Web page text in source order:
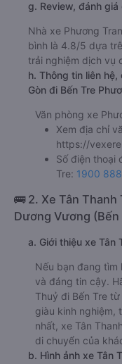
g. Review, đánh
Nhà xe Phương
bình là 4.8/5 dựa
trải nghiệm dịch vụ
h. Thông tin liên
Gòn đi Bến Tre
Văn phòng xe
Xem địa chỉ
https://
Số điện thoại
Tre: 1900
🚌 2. Xe Tân
Dương Vương
a. Giới thiệu xe Tân
Nếu bạn đang tìm
và đáng tin cậy.
Thuỷ đi Bến Tre
giàu kinh nghiệm,
nhất, xe Tân
di chuyển của
b. Hình ảnh xe Tân